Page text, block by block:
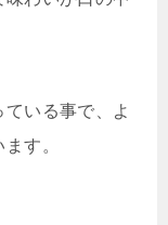
いる事で、よ
す。